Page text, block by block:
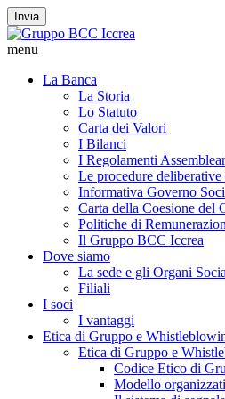
Invia
menu
La Banca
La Storia
Lo Statuto
Carta dei Valori
I Bilanci
I Regolamenti
Le procedure
Informativa Governo
Carta della Coesione del
Politiche di
Il Gruppo BCC Iccrea
Dove siamo
La sede e gli Organi
Filiali
I soci
I vantaggi
Etica di Gruppo e
Etica di Gruppo e
Codice Etico di
Modello